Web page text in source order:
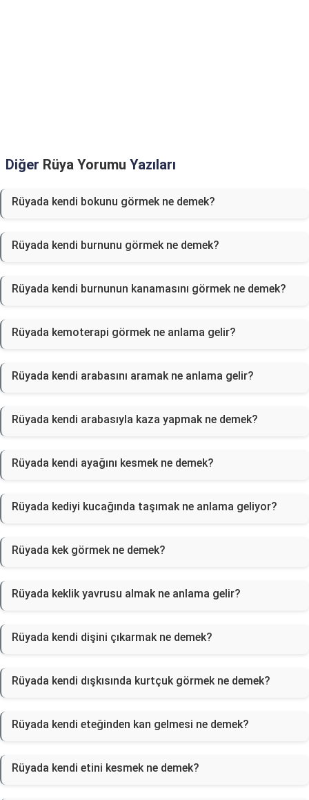
Diğer Rüya Yorumu Yazıları
Rüyada kendi bokunu görmek ne demek?
Rüyada kendi burnunu görmek ne demek?
Rüyada kendi burnunun kanamasını görmek ne demek?
Rüyada kemoterapi görmek ne anlama gelir?
Rüyada kendi arabasını aramak ne anlama gelir?
Rüyada kendi arabasıyla kaza yapmak ne demek?
Rüyada kendi ayağını kesmek ne demek?
Rüyada kediyi kucağında taşımak ne anlama geliyor?
Rüyada kek görmek ne demek?
Rüyada keklik yavrusu almak ne anlama gelir?
Rüyada kendi dişini çıkarmak ne demek?
Rüyada kendi dışkısında kurtçuk görmek ne demek?
Rüyada kendi eteğinden kan gelmesi ne demek?
Rüyada kendi etini kesmek ne demek?